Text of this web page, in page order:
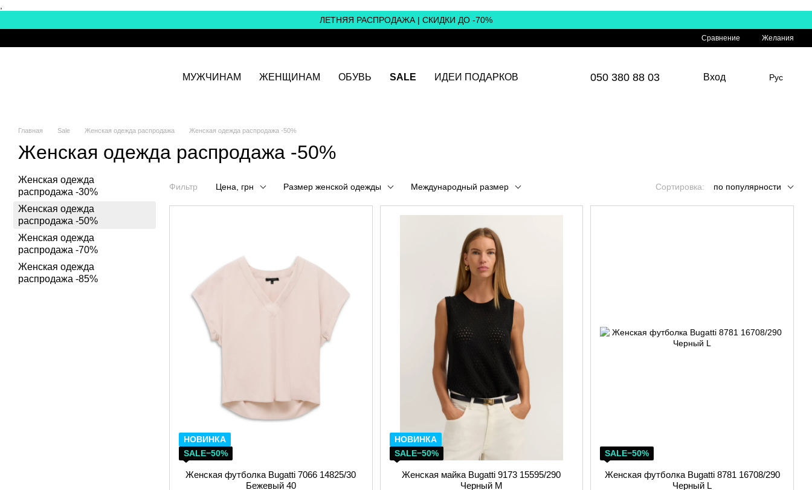
ЛЕТНЯЯ РАСПРОДАЖА | СКИДКИ ДО -70%
Сравнение Желания
МУЖЧИНАМ ЖЕНЩИНАМ ОБУВЬ SALE ИДЕИ ПОДАРКОВ 050 380 88 03 Вход Рус
Главная Sale Женская одежда распродажа Женская одежда распродажа -50%
Женская одежда распродажа -50%
Фильтр Цена, грн Размер женской одежды Международный размер Сортировка: по популярности
НОВИНКА
SALE−50%
Женская футболка Bugatti 7066 14825/30
Бежевый 40
НОВИНКА
SALE−50%
Женская майка Bugatti 9173 15595/290
Черный M
SALE−50%
Женская футболка Bugatti 8781 16708/290
Черный L
Женская одежда
распродажа -30%
Женская одежда
распродажа -50%
Женская одежда
распродажа -70%
Женская одежда
распродажа -85%